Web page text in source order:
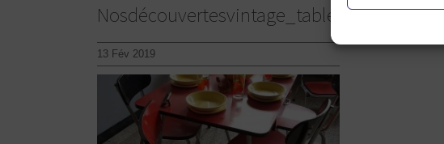
Nosdécouvertesvintage_table_MMV2019
13 Fév 2019